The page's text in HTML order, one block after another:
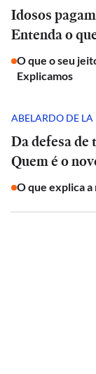
Idosos
Entenda o
O que o seu
Explicamos
ABELARDO DE LA
Da defesa
Quem é o
O que explica a